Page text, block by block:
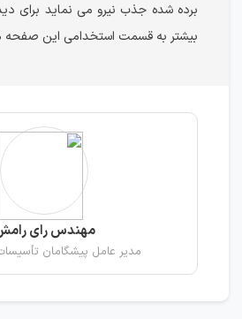
برده شده جذب نیرو می نماید برای
بیشتر به قسمت استخدامی این صفحه
مهندس رای
مدیر عامل پیشگامان